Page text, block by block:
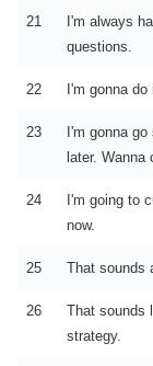
21
I'm always
questions.
22 I'm gonna do
23
I'm gonna
later. Wanna
24
I'm going to
now.
25 That sounds
26
That sounds
strategy.